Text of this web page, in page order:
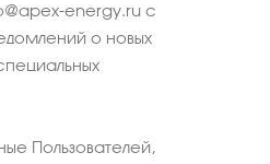
energy.ru с
о новых
Пользователей,